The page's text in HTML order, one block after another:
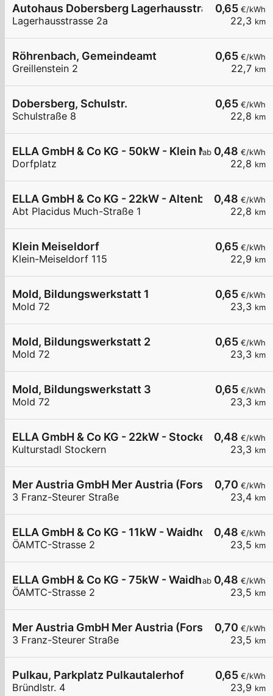
0,65 €/kWh
22,3 km
Autohaus Dobersberg Lagerhausstrasse
Lagerhausstrasse 2a
0,65 €/kWh
22,7 km
Röhrenbach, Gemeindeamt
Greillenstein 2
0,65 €/kWh
22,8 km
Dobersberg, Schulstr.
Schulstraße 8
ab 0,48 €/kWh
22,8 km
ELLA GmbH & Co KG - 50kW - Klein Meiseldorf -
Dorfplatz
0,48 €/kWh
22,8 km
ELLA GmbH & Co KG - 22kW - Altenburg -
Abt Placidus Much-Straße 1
0,65 €/kWh
22,9 km
Klein Meiseldorf
Klein-Meiseldorf 115
0,65 €/kWh
23,3 km
Mold, Bildungswerkstatt 1
Mold 72
0,65 €/kWh
23,3 km
Mold, Bildungswerkstatt 2
Mold 72
0,65 €/kWh
23,3 km
Mold, Bildungswerkstatt 3
Mold 72
0,48 €/kWh
23,3 km
ELLA GmbH & Co KG - 22kW - Stockern
Kulturstadl Stockern
0,70 €/kWh
23,4 km
Mer Austria GmbH Mer Austria (Forstinger) -
3 Franz-Steurer Straße
0,48 €/kWh
23,5 km
ELLA GmbH & Co KG - 11kW - Waidhofen/Thaya
ÖAMTC-Strasse 2
ab 0,48 €/kWh
23,5 km
ELLA GmbH & Co KG - 75kW - Waidhofen/Thaya
ÖAMTC-Strasse 2
0,70 €/kWh
23,5 km
Mer Austria GmbH Mer Austria (Forstinger) -
3 Franz-Steurer Straße
0,65 €/kWh
23,9 km
Pulkau, Parkplatz Pulkautalerhof
Bründlstr. 4